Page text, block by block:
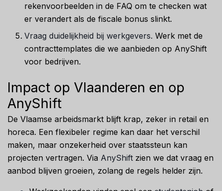
rekenvoorbeelden in de FAQ om te checken wat
er verandert als de fiscale bonus slinkt.
Vraag duidelijkheid bij werkgevers. Werk met de
contracttemplates die we aanbieden op AnyShift
voor bedrijven.
Impact op Vlaanderen en op
AnyShift
De Vlaamse arbeidsmarkt blijft krap, zeker in retail en
horeca. Een flexibeler regime kan daar het verschil
maken, maar onzekerheid over staatssteun kan
projecten vertragen. Via AnyShift zien we dat vraag en
aanbod blijven groeien, zolang de regels helder zijn.